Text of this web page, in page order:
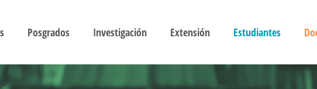
Posgrados Investigación Extensión Estudiantes